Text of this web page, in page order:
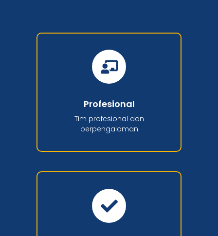
Profesional
Tim profesional dan
berpengalaman